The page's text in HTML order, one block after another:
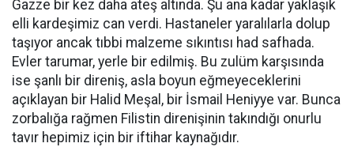
Gazze bir kez daha ateş altında. Şu ana kadar yaklaşık
elli kardeşimiz can verdi. Hastaneler yaralılarla dolup
taşıyor ancak tıbbi malzeme sıkıntısı had safhada.
Evler tarumar, yerle bir edilmiş. Bu zulüm karşısında
ise şanlı bir direniş, asla boyun eğmeyeceklerini
açıklayan bir Halid Meşal, bir İsmail Heniyye var. Bunca
zorbalığa rağmen Filistin direnişinin takındığı onurlu
tavır hepimiz için bir iftihar kaynağıdır.